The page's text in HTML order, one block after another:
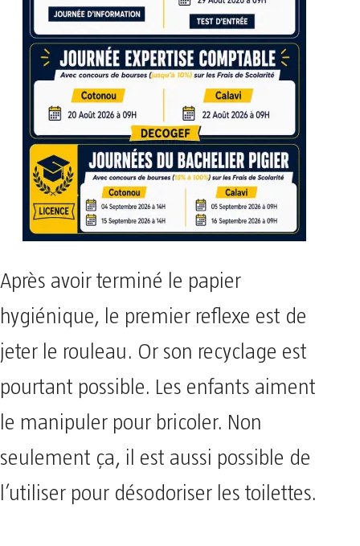
Après avoir terminé le papier
hygiénique, le premier reflexe est de
jeter le rouleau. Or son recyclage est
pourtant possible. Les enfants aiment
le manipuler pour bricoler. Non
seulement ça, il est aussi possible de
l’utiliser pour désodoriser les toilettes.